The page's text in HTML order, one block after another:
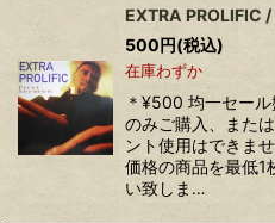
EXTRA PROLIFIC
500円(税込)
在庫わずか
＊¥500 均一セー
のみご購入、また
ント使用はできま
価格の商品を最低1
い致しま…